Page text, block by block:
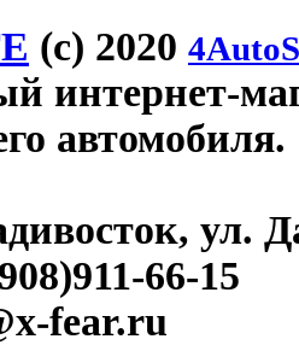
(c) 2020
интернет-
автомобиля.
ул.
66-15
fear.ru